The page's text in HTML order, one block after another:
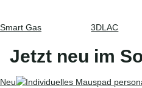
Smart Gas 3DLAC
Jetzt neu im
Neu